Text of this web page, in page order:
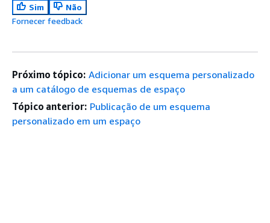
Sim
Não
Fornecer feedback
Próximo tópico: Adicionar um esquema personalizado
a um catálogo de esquemas de espaço
Tópico anterior: Publicação de um esquema
personalizado em um espaço